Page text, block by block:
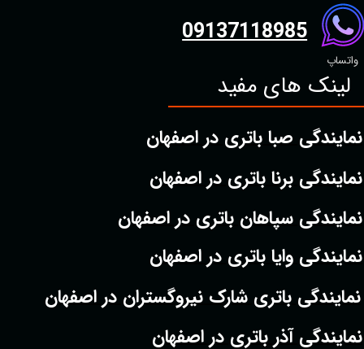
واتساپ
09137118985
لینک های مفید
نمایندگی صبا باتری در اصفهان
نمایندگی برنا باتری در اصفهان
نمایندگی سپاهان باتری در اصفهان
نمایندگی وایا باتری در اصفهان
نمایندگی آذر باتری در اصفهان
نمایندگی باتری شارک نیروگستران در اصفهان